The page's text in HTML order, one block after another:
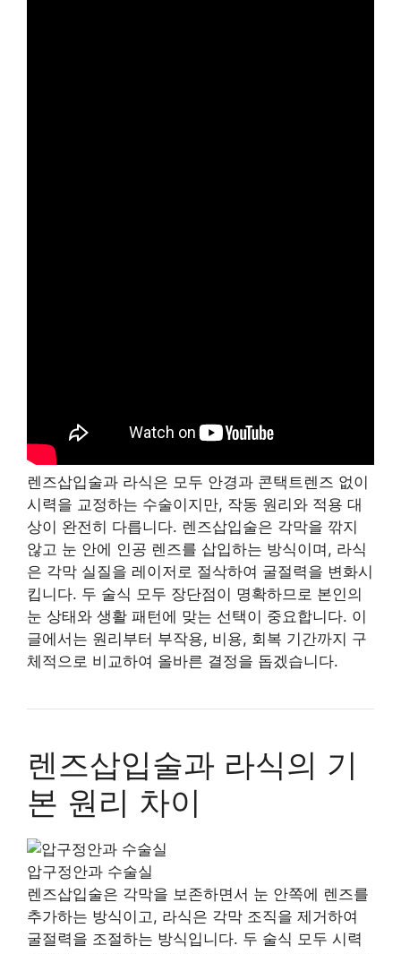
렌즈삽입술과 라식은 모두 안경과 콘택트렌즈 없이
시력을 교정하는 수술이지만, 작동 원리와 적용 대
상이 완전히 다릅니다. 렌즈삽입술은 각막을 깎지
않고 눈 안에 인공 렌즈를 삽입하는 방식이며, 라식
은 각막 실질을 레이저로 절삭하여 굴절력을 변화시
킵니다. 두 술식 모두 장단점이 명확하므로 본인의
눈 상태와 생활 패턴에 맞는 선택이 중요합니다. 이
글에서는 원리부터 부작용, 비용, 회복 기간까지 구
체적으로 비교하여 올바른 결정을 돕겠습니다.
렌즈삽입술과 라식의 기
본 원리 차이
압구정안과 수술실
렌즈삽입술은 각막을 보존하면서 눈 안쪽에 렌즈를
추가하는 방식이고, 라식은 각막 조직을 제거하여
굴절력을 조절하는 방식입니다. 두 술식 모두 시력